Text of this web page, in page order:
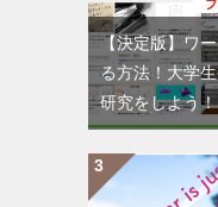
【決定版】ワ
る方法！大学
研究をしよう！